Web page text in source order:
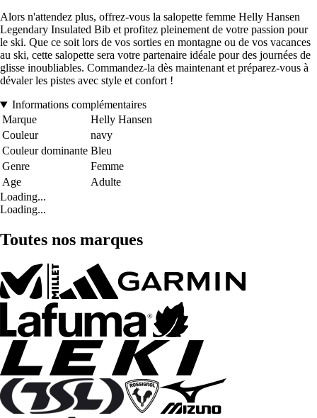
Alors n'attendez plus, offrez-vous la salopette femme Helly Hansen
Legendary Insulated Bib et profitez pleinement de votre passion pour
le ski. Que ce soit lors de vos sorties en montagne ou de vos vacances
au ski, cette salopette sera votre partenaire idéale pour des journées de
glisse inoubliables. Commandez-la dès maintenant et préparez-vous à
dévaler les pistes avec style et confort !
Informations complémentaires
Marque
Helly Hansen
Couleur
navy
Couleur dominante Bleu
Genre
Femme
Age
Adulte
Loading...
Loading...
Toutes nos marques